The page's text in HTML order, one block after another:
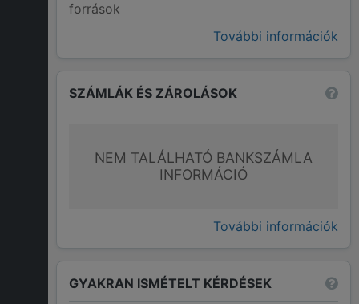
források
További információk
SZÁMLÁK ÉS ZÁROLÁSOK
NEM TALÁLHATÓ BANKSZÁMLA
INFORMÁCIÓ
További információk
GYAKRAN ISMÉTELT KÉRDÉSEK